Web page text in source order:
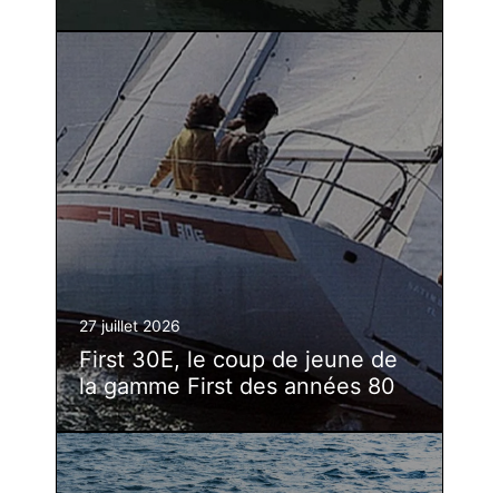
27 juillet 2026
First 30E, le coup de jeune de
la gamme First des années 80